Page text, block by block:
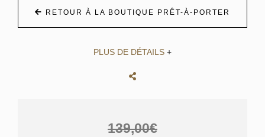
RETOUR À LA BOUTIQUE PRÊT-À-PORTER
PLUS DE DÉTAILS +
139,00€